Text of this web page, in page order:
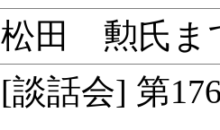
松田 勲氏ま
[談話会] 第